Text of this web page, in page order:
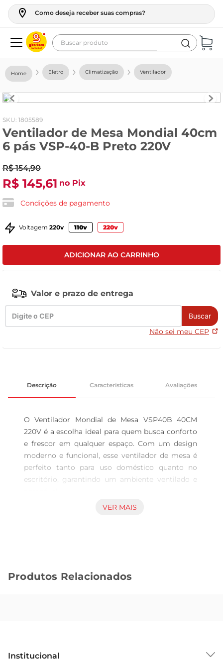
Como deseja receber suas compras?
Buscar produto
Eletro Climatização Ventilador
: 1805589
Ventilador de Mesa Mondial 40cm
6 pás VSP-40-B Preto 220V
R$ 154,90
R$ 145,61 no Pix
Condições de pagamento
Voltagem 220v 110v 220v
ADICIONAR AO CARRINHO
Valor e prazo de entrega
Buscar
Não sei meu CEP
Descrição Características Avaliações
O Ventilador Mondial de Mesa VSP40B 40CM
220V é a escolha ideal para quem busca conforto
e frescor em qualquer espaço. Com um design
moderno e funcional, esse ventilador de mesa é
perfeito tanto para uso doméstico quanto no
escritório, garantindo um ambiente ventilado e
Com 40 cm de diâmetro e 6 pás, o modelo
Destaques do Ventilador Mondial VSP40B:
foco ou descanso, sem perturbações.
VER MAIS
Produtos Relacionados
Institucional
geladeira
fogao
café
cerveja
frango
leite
vinho